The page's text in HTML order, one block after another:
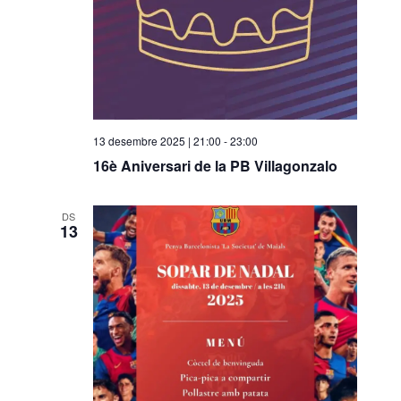
16è Aniversari de la PB Villagonzalo
13 desembre 2025 | 21:00 -23:00
DS
13